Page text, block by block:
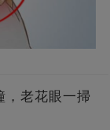
，老花眼一掃